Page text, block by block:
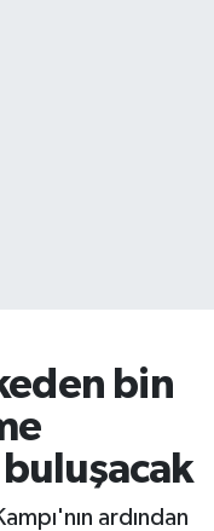
bin
ardından